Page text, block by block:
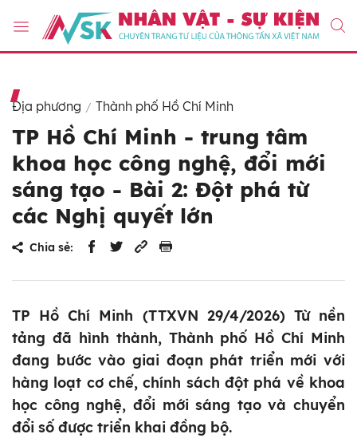
Địa phương Thành phố Hồ Chí Minh
TP Hồ Chí Minh - trung tâm
khoa học công nghệ, đổi mới
sáng tạo - Bài 2: Đột phá từ
các Nghị quyết lớn
Chia sẻ:
TP Hồ Chí Minh (TTXVN 29/4/2026) Từ nền
tảng đã hình thành, Thành phố Hồ Chí Minh
đang bước vào giai đoạn phát triển mới với
hàng loạt cơ chế, chính sách đột phá về khoa
học công nghệ, đổi mới sáng tạo và chuyển
đổi số được triển khai đồng bộ.